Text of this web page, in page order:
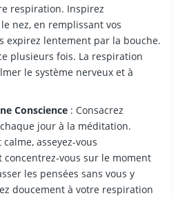
respiration. Inspirez
nez, en remplissant vos
expirez lentement par la bouche.
plusieurs fois. La respiration
le système nerveux et à
Conscience: Consacrez
jour à la méditation.
asseyez-vous
vous sur le moment
les pensées sans vous y
doucement à votre respiration